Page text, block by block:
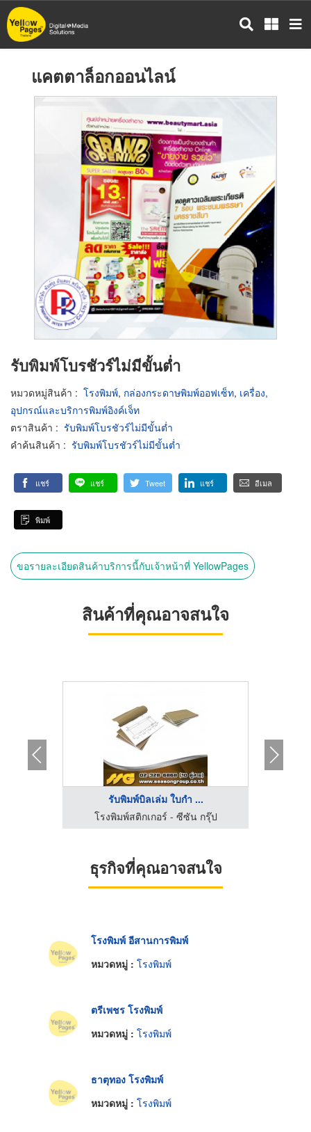
ข้าม
ไป
แคตตาล็อกออนไลน์
รับพิมพ์โบรชัวร์ไม่มีขั้นต่ำ
หมวดหมู่สินค้า : โรงพิมพ์, กล่องกระดาษพิมพ์ออฟเซ็ท, เครื่อง,
อุปกรณ์และบริการพิมพ์อิงค์เจ็ท
ตราสินค้า : รับพิมพ์โบรชัวร์ไม่มีขั้นต่ำ
คำค้นสินค้า : รับพิมพ์โบรชัวร์ไม่มีขั้นต่ำ
แชร์ แชร์ Tweet แชร์ อีเมล
พิมพ์
ขอรายละเอียดสินค้าบริการนี้กับเจ้าหน้าที่ YellowPages
สินค้าที่คุณอาจสนใจ
รับพิมพ์บิลเล่ม ใบกำ ...
โรงพิมพ์สติกเกอร์ - ซีซัน กรุ๊ป
ธุรกิจที่คุณอาจสนใจ
โรงพิมพ์ อีสานการพิมพ์
หมวดหมู่ : โรงพิมพ์
ตรีเพชร โรงพิมพ์
หมวดหมู่ : โรงพิมพ์
ธาตุทอง โรงพิมพ์
หมวดหมู่ : โรงพิมพ์